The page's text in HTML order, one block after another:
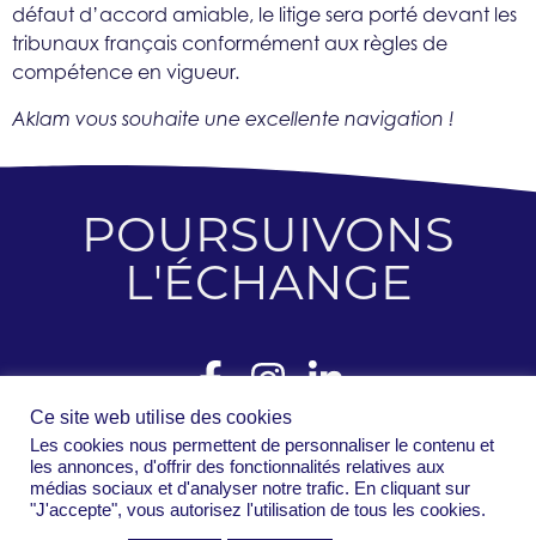
défaut d’accord amiable, le litige sera porté devant les
tribunaux français conformément aux règles de
compétence en vigueur.
Aklam vous souhaite une excellente navigation !
POURSUIVONS
L'ÉCHANGE
Ce site web utilise des cookies
Les cookies nous permettent de personnaliser le contenu et
les annonces, d'offrir des fonctionnalités relatives aux
médias sociaux et d'analyser notre trafic. En cliquant sur
"J'accepte", vous autorisez l'utilisation de tous les cookies.